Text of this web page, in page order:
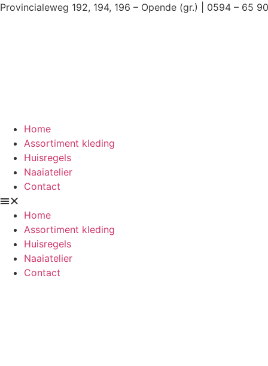
Ga
Provincialeweg 192, 194, 196 – Opende (gr.) | 0594 – 65
Home
Assortiment kleding
Huisregels
Naaiatelier
Contact
Home
Assortiment kleding
Huisregels
Naaiatelier
Contact